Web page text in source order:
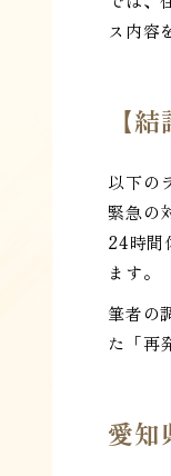
ス内容
【
以下の
緊急の
24時間
ます。
筆者の
た「再
愛知